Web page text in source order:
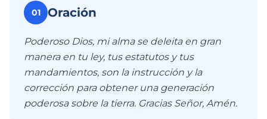
01 Oración
Poderoso Dios, mi alma se deleita en gran
manera en tu ley, tus estatutos y tus
mandamientos, son la instrucción y la
corrección para obtener una generación
poderosa sobre la tierra. Gracias Señor, Amén.